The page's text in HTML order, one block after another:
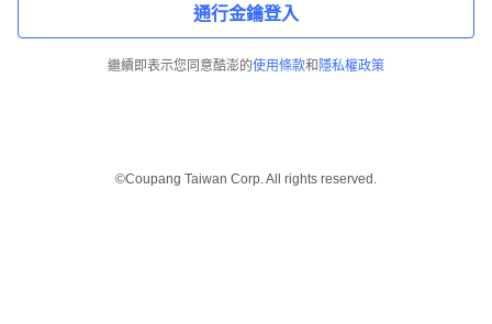
通行金鑰登入
繼續即表示您同意酷澎的使用條款和 隱私權政策
©Coupang Taiwan Corp. All rights reserved.